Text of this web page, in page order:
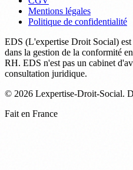
Mentions légales
Politique de confidentialité
EDS (L'expertise Droit Social)
dans la gestion de la conformité
RH. EDS n'est pas un cabinet
consultation juridique.
© 2026 Lexpertise-Droit-Social.
Fait en France